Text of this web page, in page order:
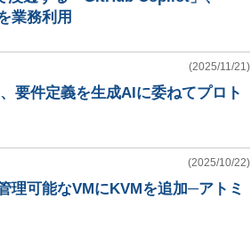
業務利用
(2025/11/21)
要件定義を生成AIに委ねてプロト
(2025/10/22)
理可能なVMにKVMを追加─アトミ